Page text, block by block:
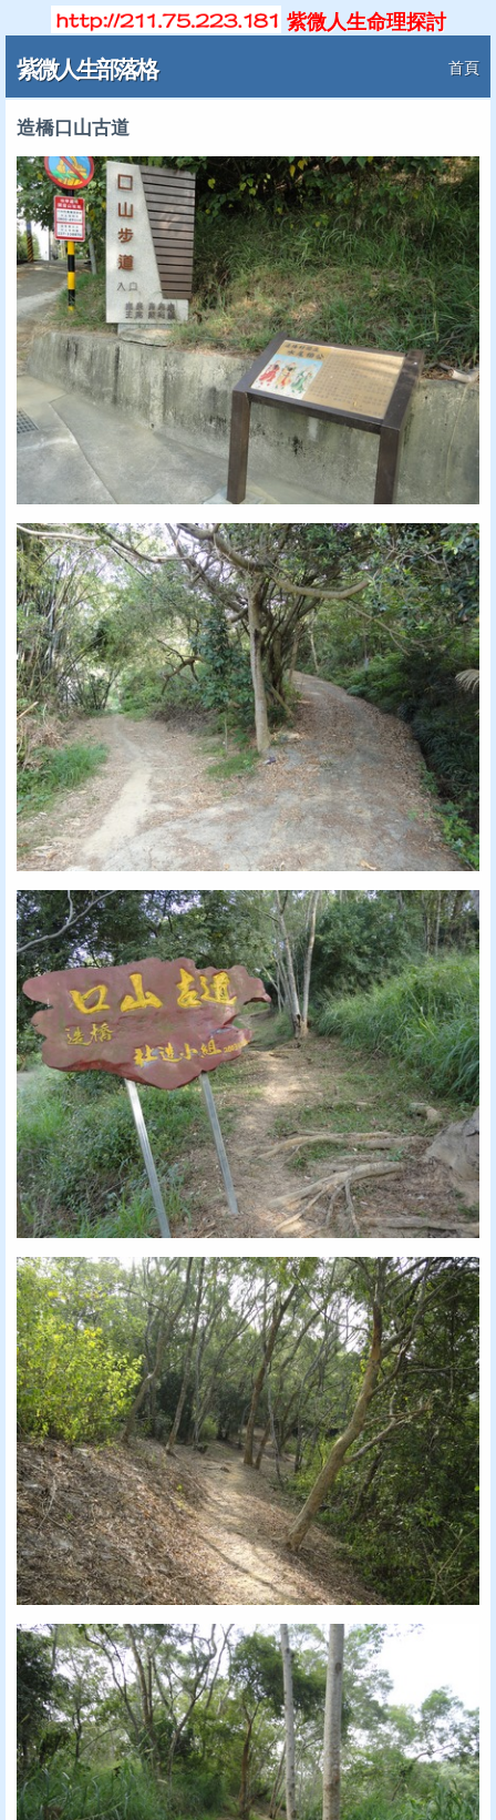
紫微人生命理探討
紫微人生部落格 首頁
造橋口山古道